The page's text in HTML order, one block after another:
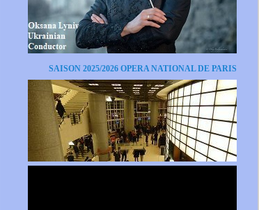
SAISON 2025/2026 OPERA NATIONAL DE PARIS